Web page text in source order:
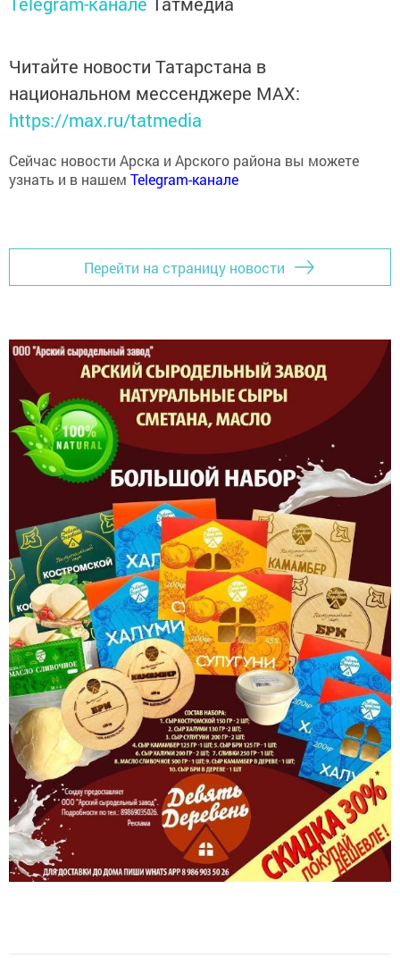
Читайте новости Татарстана в
национальном мессенджере MАХ:
https://max.ru/tatmedia
Сейчас новости Арска и Арского района вы можете
узнать и в нашемTelegram-канале
Перейти на страницу новости